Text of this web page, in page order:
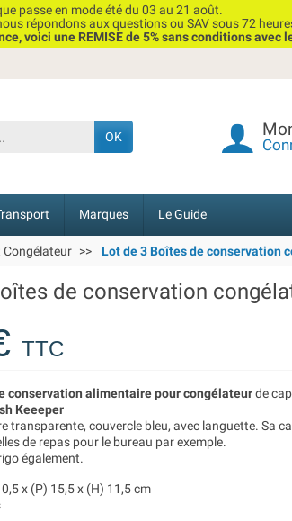
passe en mode été du 03 au 21 août.
répondons aux questions ou SAV sous 72
voici une REMISE de 5% sans conditions avec
OK
Marques Le Guide
Congélateur Lot de 3 Boîtes de conservation
de conservation
TTC
conservation alimentaire pour congélateurde
Keeeper
transparente, couvercle bleu, avec languette. Sa
de repas pour le bureau par exemple.
également.
x (P) 15,5 x (H) 11,5 cm